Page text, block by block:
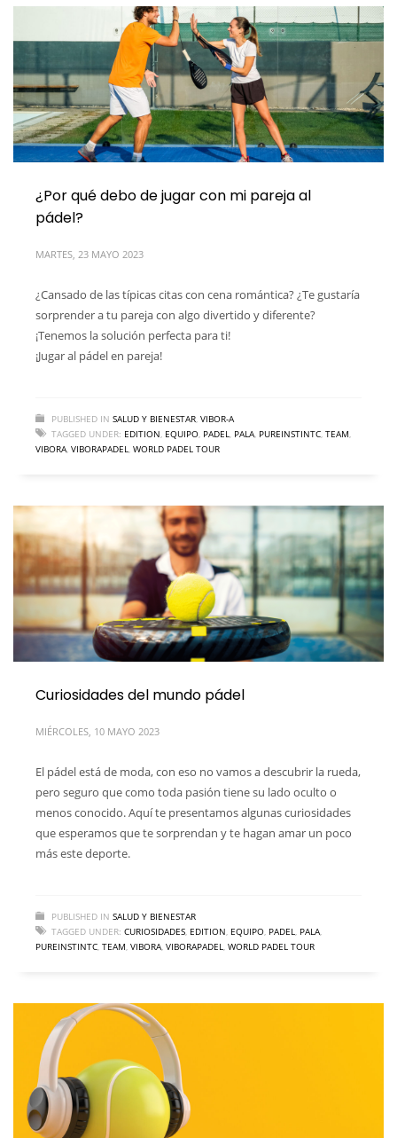
¿Por qué debo de jugar con mi pareja al
pádel?
MARTES, 23 MAYO 2023
¿Cansado de las típicas citas con cena romántica? ¿Te gustaría
sorprender a tu pareja con algo divertido y diferente?
¡Tenemos la solución perfecta para ti!
¡Jugar al pádel en pareja!
PUBLISHED IN SALUD Y BIENESTAR VIBOR-A
TAGGED UNDER: EDITION EQUIPO PADEL PALA PUREINSTINTC TEAM
VIBORA VIBORAPADEL WORLD PADEL TOUR
Curiosidades del mundo pádel
MIÉRCOLES, 10 MAYO 2023
El pádel está de moda, con eso no vamos a descubrir la rueda,
pero seguro que como toda pasión tiene su lado oculto o
menos conocido. Aquí te presentamos algunas curiosidades
que esperamos que te sorprendan y te hagan amar un poco
más este deporte.
PUBLISHED IN SALUD Y BIENESTAR
TAGGED UNDER: CURIOSIDADES EDITION EQUIPO PADEL PALA
PUREINSTINTC TEAM VIBORA VIBORAPADEL WORLD PADEL TOUR